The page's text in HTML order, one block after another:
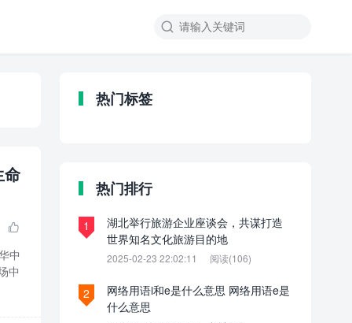

命

中
中
热门标签
热门排行
1
湖北举行旅游企业座谈会，共谋打造
世界知名文化旅游目的地
2025-02-23 22:02:11 阅读(106)
2
网络用语i和e是什么意思 网络用语e是
什么意思